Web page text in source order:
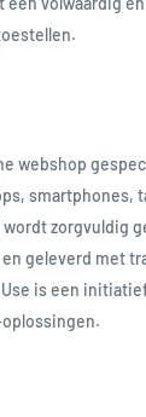
webshop
smartphones,
zorgvuldig
geleverd met
is een